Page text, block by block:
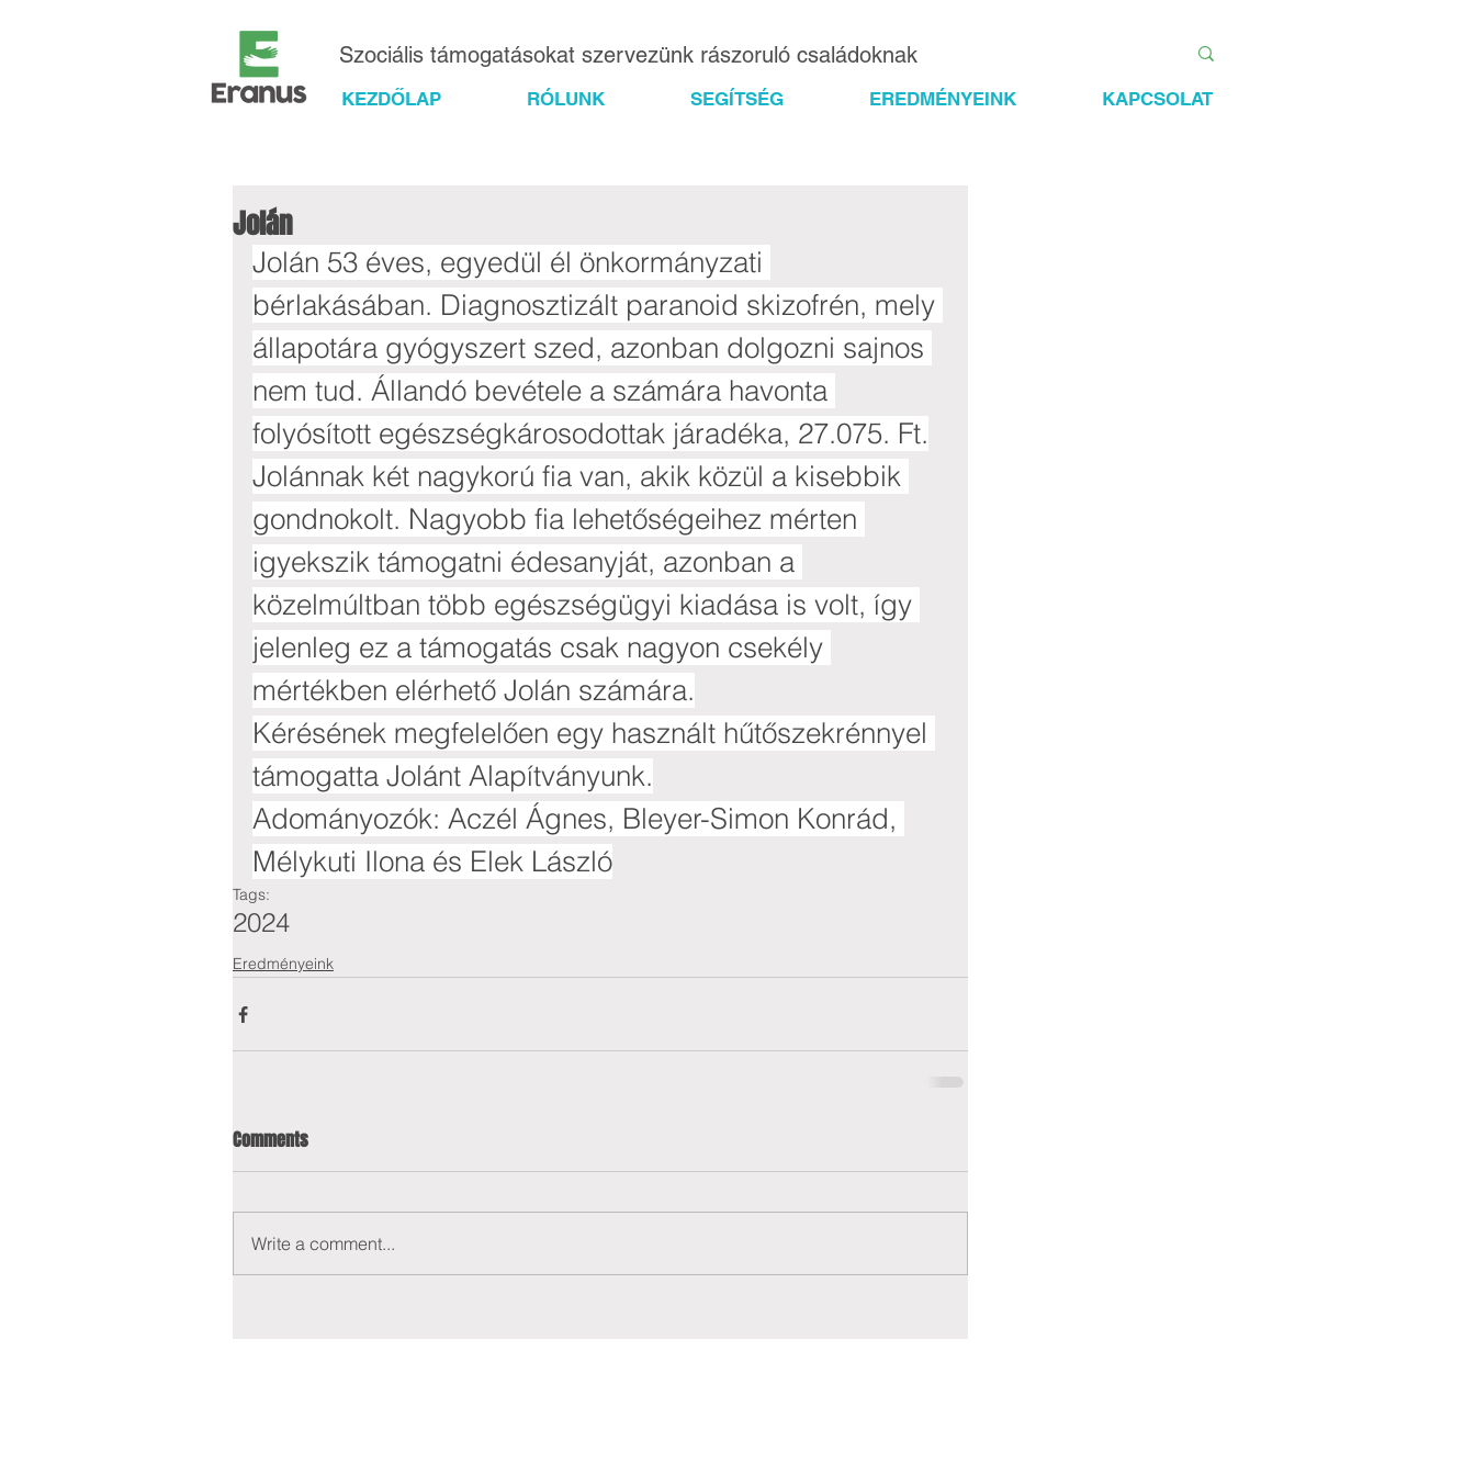
Szociális támogatásokat szervezünk rászoruló családoknak
KEZDŐLAP RÓLUNK SEGÍTSÉG EREDMÉNYEINK KAPCSOLAT
Jolán
Jolán 53 éves, egyedül él önkormányzati
bérlakásában. Diagnosztizált paranoid skizofrén, mely
állapotára gyógyszert szed, azonban dolgozni sajnos
nem tud. Állandó bevétele a számára havonta
folyósított egészségkárosodottak járadéka, 27.075. Ft.
Jolánnak két nagykorú fia van, akik közül a kisebbik
gondnokolt. Nagyobb fia lehetőségeihez mérten
igyekszik támogatni édesanyját, azonban a
közelmúltban több egészségügyi kiadása is volt, így
jelenleg ez a támogatás csak nagyon csekély
mértékben elérhető Jolán számára.
Kérésének megfelelően egy használt hűtőszekrénnyel
támogatta Jolánt Alapítványunk.
Adományozók: Aczél Ágnes, Bleyer-Simon Konrád,
Mélykuti Ilona és Elek László
Tags:
2024
Eredményeink
Comments
Write a comment...